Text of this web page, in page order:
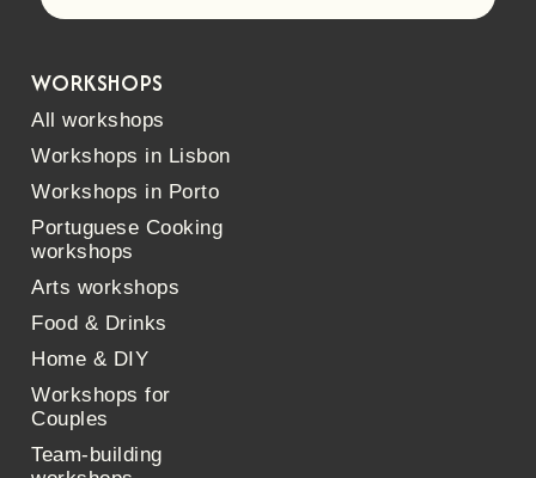
WORKSHOPS
All workshops
Workshops in Lisbon
Workshops in Porto
Portuguese Cooking
workshops
Arts workshops
Food & Drinks
Home & DIY
Workshops for
Couples
Team-building